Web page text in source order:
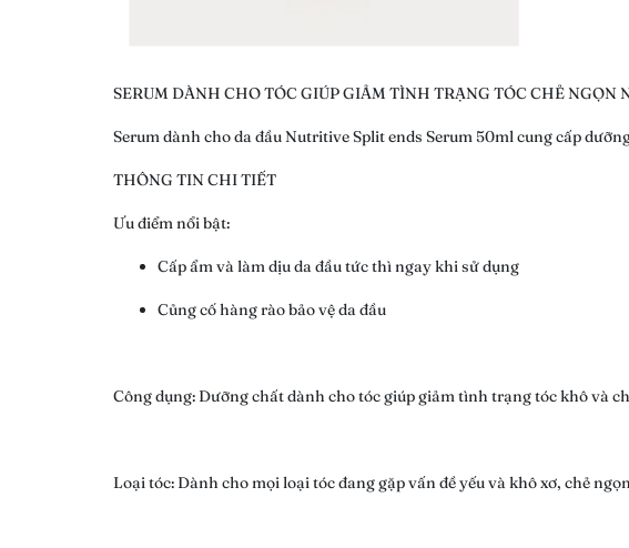
SERUM DÀNH CHO TÓC GIÚP GIẢM TÌNH TRẠNG TÓC CHẺ NGỌN
Serum dành cho da đầu Nutritive Split ends Serum 50ml cung cấp
THÔNG TIN CHI TIẾT
Ưu điểm nổi bật:
Cấp ẩm và làm dịu da đầu tức thì ngay khi sử dụng
Củng cố hàng rào bảo vệ da đầu
Công dụng: Dưỡng chất dành cho tóc giúp giảm tình trạng tóc khô và
Loại tóc: Dành cho mọi loại tóc đang gặp vấn đề yếu và khô xơ, chẻ